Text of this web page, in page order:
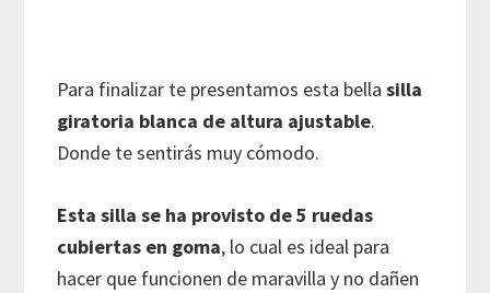
Para finalizar te presentamos esta bellasilla
giratoria blanca de altura ajustable.
Donde te sentirás muy cómodo.
Esta silla se ha provisto de 5 ruedas
cubiertas en goma, lo cual es ideal para
hacer que funcionen de maravilla y no dañen